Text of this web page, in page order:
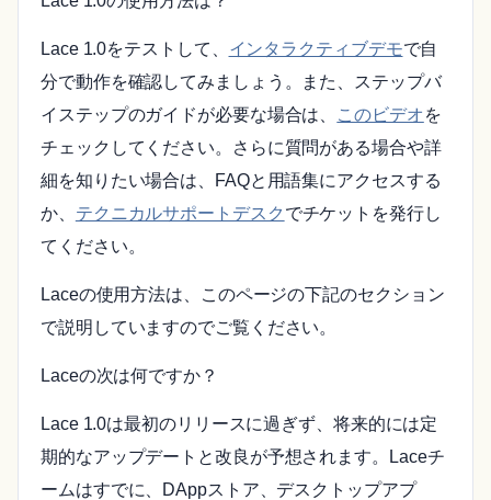
Lace 1.0をテストして、 インタラクティブデモで自
分で動作を確認してみましょう。また、ステップバ
イステップのガイドが必要な場合は、 このビデオ を
チェックしてください。さらに質問がある場合や詳
細を知りたい場合は、FAQと用語集にアクセスする
か、 テクニカルサポートデスク でチケットを発行し
てください。
Laceの使用方法は、このページの下記のセクション
で説明していますのでご覧ください。
Laceの次は何ですか？
Lace 1.0は最初のリリースに過ぎず、将来的には定
期的なアップデートと改良が予想されます。Laceチ
ームはすでに、DAppストア、デスクトップアプ